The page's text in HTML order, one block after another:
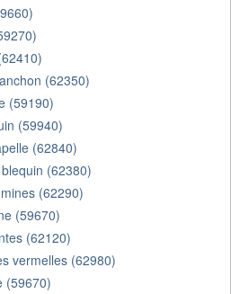
(62350)
(59190)
(59940)
(62840)
(62380)
(62290)
(59670)
(62120)
vermelles (62980)
(59670)